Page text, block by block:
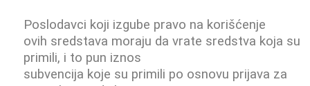
Poslodavci koji izgube pravo na korišćenje
ovih sredstava moraju da vrate sredstva koja su
primili, i to pun iznos
subvencija koje su primili po osnovu prijava za